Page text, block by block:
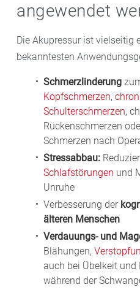
angewendet
Die Akupressur ist vielseitig
bekanntesten
Schmerzlinderung
Kopfschmerzen,
Schulterschmerzen,
Rückenschmerzen
Schmerzen nach
Stressabbau:
Schlafstörungen und
Unruhe
Verbesserung der
älteren Menschen
Verdauungs- und
Blähungen,
auch bei Übelkeit und
während der